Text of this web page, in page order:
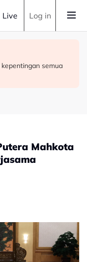
Live Log in
terima gaji
akhir 2025
kerjasamasemua
Mahkota